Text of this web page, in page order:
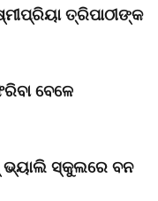
ତ୍ରିପାଠୀଙ୍କ
ବେଳେ
ସ୍କୁଲରେ ବନ